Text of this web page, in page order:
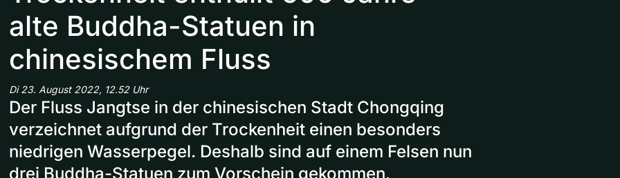
alte Buddha-Statuen in
chinesischem Fluss
Di 23. August 2022, 12.52 Uhr
Der Fluss Jangtse in der chinesischen Stadt Chongqing
verzeichnet aufgrund der Trockenheit einen besonders
niedrigen Wasserpegel. Deshalb sind auf einem Felsen nun
drei Buddha-Statuen zum Vorschein gekommen.